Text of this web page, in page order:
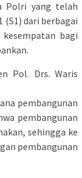
Polri yang telah
(S1) dari berbagai
bagi
Pol. Drs. Waris
pembangunan
pembangunan
sehingga ke
pembangunan